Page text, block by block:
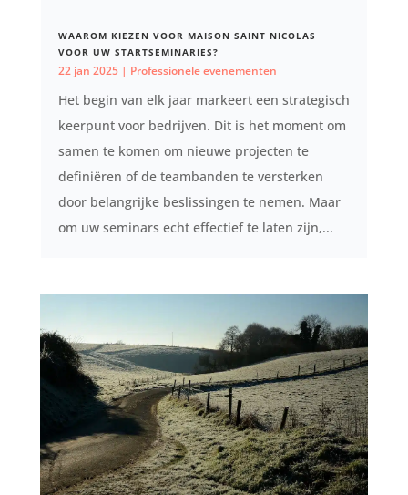
WAAROM KIEZEN VOOR MAISON SAINT NICOLAS
VOOR UW STARTSEMINARIES?
22 jan 2025| Professionele evenementen
Het begin van elk jaar markeert een strategisch
keerpunt voor bedrijven. Dit is het moment om
samen te komen om nieuwe projecten te
definiëren of de teambanden te versterken
door belangrijke beslissingen te nemen. Maar
om uw seminars echt effectief te laten zijn,...